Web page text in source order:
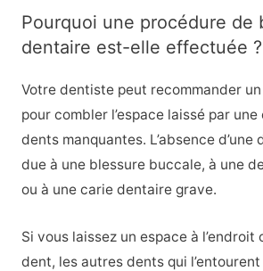
Pourquoi une procédure de
dentaire est-elle effectuée ?
Votre dentiste peut recommander
pour combler l’espace laissé par
dents manquantes. L’absence
due à une blessure buccale, à une
ou à une carie dentaire grave.
Si vous laissez un espace à
dent, les autres dents qui